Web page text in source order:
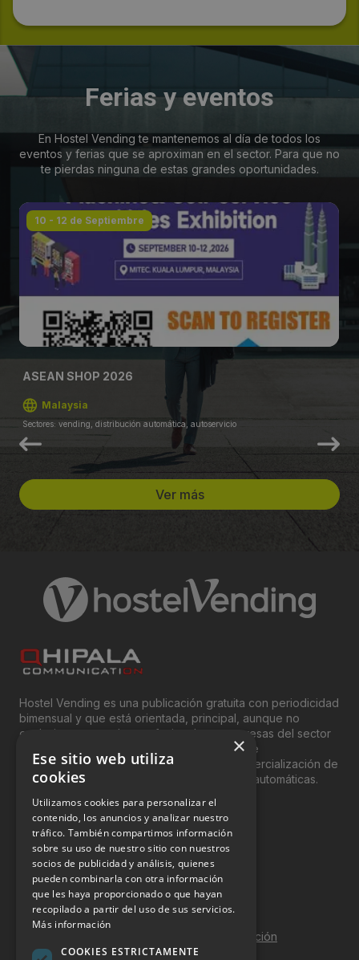
Ferias y eventos
En Hostel Vending te mantenemos al día de todos los
eventos y ferias que se aproximan en el sector. Para que no
te pierdas ninguna de estas grandes oportunidades.
10 - 12 de Septiembre
ASEAN SHOP 2026
Malaysia
Sectores: vending, distribución automática, autoservicio
Ver más
Hostel Vending es una publicación gratuita con periodicidad
bimensual y que está orientada, principal, aunque no
exclusivamente, a los profesionales y empresas del sector
del “Vending”; nombre con el que se conoce
genéricamente entre profesionales a la comercialización de
productos y servicios a través de máquinas automáticas.
INFORMACIÓN LEGAL
Aviso Legal
Política de Privacidad
Política de Cookies
Política de calidad y seguridad de la información
×
Ese sitio web utiliza
cookies
Utilizamos cookies para personalizar el
contenido, los anuncios y analizar nuestro
tráfico. También compartimos información
sobre su uso de nuestro sitio con nuestros
socios de publicidad y análisis, quienes
pueden combinarla con otra información
que les haya proporcionado o que hayan
recopilado a partir del uso de sus servicios.
Más información
COOKIES ESTRICTAMENTE